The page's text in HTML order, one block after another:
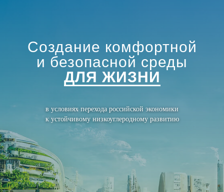
Создание комфортной
и безопасной среды
ДЛЯ ЖИЗНИ
в условиях перехода российской экономики
к устойчивому низкоуглеродному развитию